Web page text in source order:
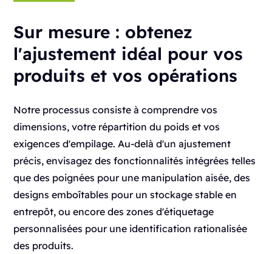
Sur mesure : obtenez
l'ajustement idéal pour vos
produits et vos opérations
Notre processus consiste à comprendre vos
dimensions, votre répartition du poids et vos
exigences d'empilage. Au-delà d'un ajustement
précis, envisagez des fonctionnalités intégrées telles
que des poignées pour une manipulation aisée, des
designs emboîtables pour un stockage stable en
entrepôt, ou encore des zones d'étiquetage
personnalisées pour une identification rationalisée
des produits.